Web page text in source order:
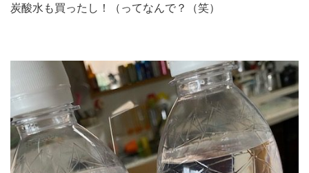
炭酸水も買ったし！（ってなんで？（笑）